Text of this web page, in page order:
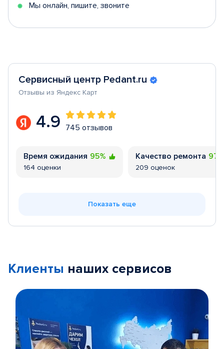
Мы онлайн, пишите, звоните
Сервисный центр Pedant.ru
Отзывы из Яндекс Карт
4.9 745 отзывов
Время ожидания 95%
164 оценки
Качество ремонта
209 оценок
Показать еще
Клиенты наших сервисов